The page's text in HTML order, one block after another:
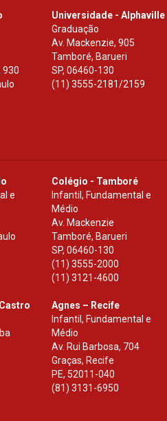
930
Universidade - Alphaville
Graduação
Av. Mackenzie, 905
Tamboré, Barueri
SP,06460-130
(11) 3555-2181/2159
e
Colégio - Tamboré
Infantil, Fundamental e
Médio
Av. Mackenzie
Tamboré, Barueri
SP,06460-130
(11) 3555-2000
(11) 3121-4600
Agnes – Recife
Infantil, Fundamental e
Médio
Av. Rui Barbosa, 704
Graças, Recife
PE, 52011-040
(81) 3131-6950